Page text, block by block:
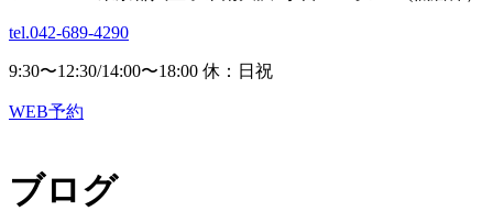
tel.042-689-4290
9:30〜12:30/14:00〜18:00 休：日祝
WEB予約
ブログ